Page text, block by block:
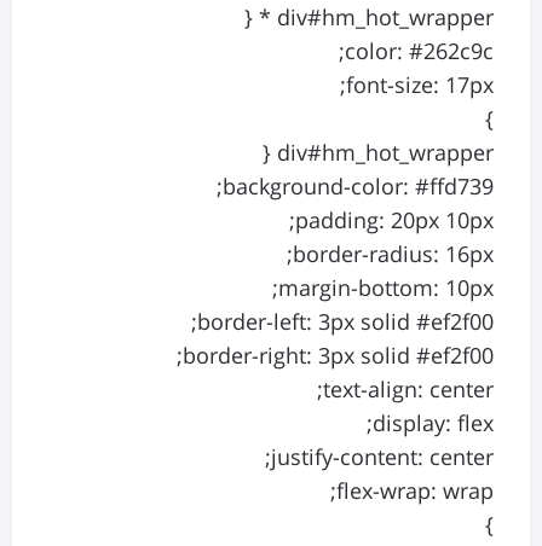
div#hm_hot_wrapper * {
color: #262c9c;
font-size: 17px;
}
div#hm_hot_wrapper {
background-color: #ffd739;
padding: 20px 10px;
border-radius: 16px;
margin-bottom: 10px;
border-left: 3px solid #ef2f00;
border-right: 3px solid #ef2f00;
text-align: center;
display: flex;
justify-content: center;
flex-wrap: wrap;
}